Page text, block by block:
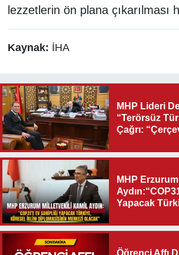
lezzetlerin ön plana çıkarılması
Kaynak: İHA
MHP Lideri
“Terörsüz
Çağrı:
MHP
Yapacak
Olacak"